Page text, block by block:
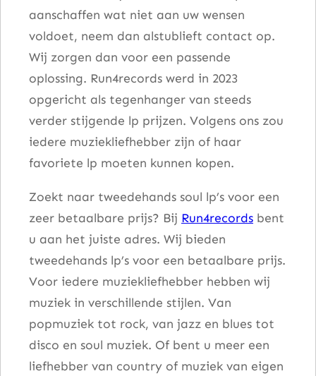
aanschaffen wat niet aan uw wensen
voldoet, neem dan alstublieft contact op.
Wij zorgen dan voor een passende
oplossing. Run4records werd in 2023
opgericht als tegenhanger van steeds
verder stijgende lp prijzen. Volgens ons zou
iedere muziekliefhebber zijn of haar
favoriete lp moeten kunnen kopen.
Zoekt naar tweedehands soul lp’s voor een
zeer betaalbare prijs? Bij Run4records bent
u aan het juiste adres. Wij bieden
tweedehands lp’s voor een betaalbare prijs.
Voor iedere muziekliefhebber hebben wij
muziek in verschillende stijlen. Van
popmuziek tot rock, van jazz en blues tot
disco en soul muziek. Of bent u meer een
liefhebber van country of muziek van eigen